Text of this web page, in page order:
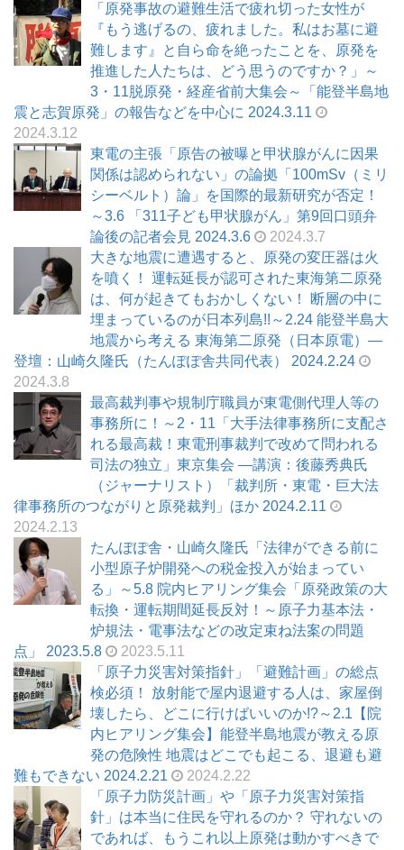
「原発事故の避難生活で疲れ切った女性が
『もう逃げるの、疲れました。私はお墓に避
難します』と自ら命を絶ったことを、原発を
推進した人たちは、どう思うのですか？」～
3・11脱原発・経産省前大集会～「能登半島地
震と志賀原発」の報告などを中心に 2024.3.11
2024.3.12
東電の主張「原告の被曝と甲状腺がんに因果
関係は認められない」の論拠「100mSv（ミリ
シーベルト）論」を国際的最新研究が否定！
～3.6 「311子ども甲状腺がん」第9回口頭弁
論後の記者会見 2024.3.6
2024.3.7
大きな地震に遭遇すると、原発の変圧器は火
を噴く！ 運転延長が認可された東海第二原発
は、何が起きてもおかしくない！ 断層の中に
埋まっているのが日本列島!!～2.24 能登半島大
地震から考える 東海第二原発（日本原電）―
登壇：山崎久隆氏（たんぽぽ舎共同代表） 2024.2.24
2024.3.8
最高裁判事や規制庁職員が東電側代理人等の
事務所に！～2・11「大手法律事務所に支配さ
れる最高裁！東電刑事裁判で改めて問われる
司法の独立」東京集会 ―講演：後藤秀典氏
（ジャーナリスト）「裁判所・東電・巨大法
律事務所のつながりと原発裁判」ほか 2024.2.11
2024.2.13
たんぽぽ舎・山崎久隆氏「法律ができる前に
小型原子炉開発への税金投入が始まってい
る」～5.8 院内ヒアリング集会「原発政策の大
転換・運転期間延長反対！～原子力基本法・
炉規法・電事法などの改定束ね法案の問題
点」 2023.5.8
2023.5.11
「原子力災害対策指針」「避難計画」の総点
検必須！ 放射能で屋内退避する人は、家屋倒
壊したら、どこに行けばいいのか!?～2.1【院
内ヒアリング集会】能登半島地震が教える原
発の危険性 地震はどこでも起こる、退避も避
難もできない 2024.2.21
2024.2.22
「原子力防災計画」や「原子力災害対策指
針」は本当に住民を守れるのか？ 守れないの
であれば、もうこれ以上原発は動かすべきで